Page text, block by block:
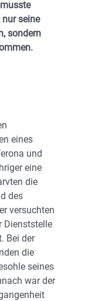
seine
sondern
eines
und
eine
die
des
versuchten
Dienststelle
Bei der
die
seines
war der